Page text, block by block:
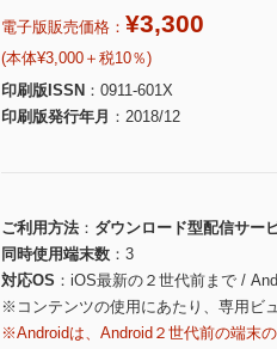
電子版販売価格： ¥3,300
(本体¥3,000＋税10％)
印刷版ISSN
0911-601X
印刷版発行年月
2018/12
ご利用方法
ダウンロード型配信サー
同時使用端末数
3
対応OS
iOS最新の２世代前まで /
※コンテンツの使用にあたり、専用ビ
※Androidは、Android２世代前の端末